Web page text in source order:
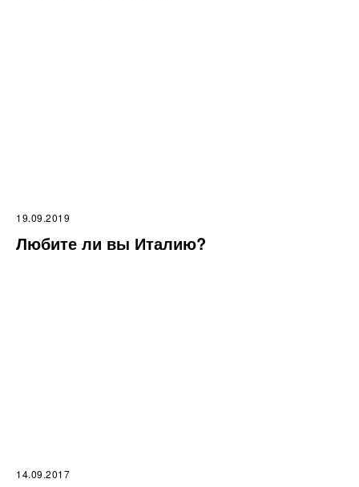
19.09.2019
Любите ли вы Италию?
14.09.2017